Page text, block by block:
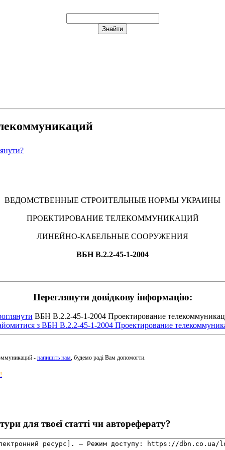
ВЕДОМСТВЕННЫЕ СТРОИТЕЛЬНЫЕ НОРМЫ УКРАИНЫ
ПРОЕКТИРОВАНИЕ ТЕЛЕКОММУНИКАЦИЙ
ЛИНЕЙНО-КАБЕЛЬНЫЕ СООРУЖЕНИЯ
ВБН В.2.2-45-1-2004
Переглянути довідкову інформацію:
ВБН В.2.2-45-1-2004 Проектирование
з ВБН В.2.2-45-1-2004 Проектирование
- напишіть нам, будемо раді Вам допомогти.
для твоєї статті чи автореферату?